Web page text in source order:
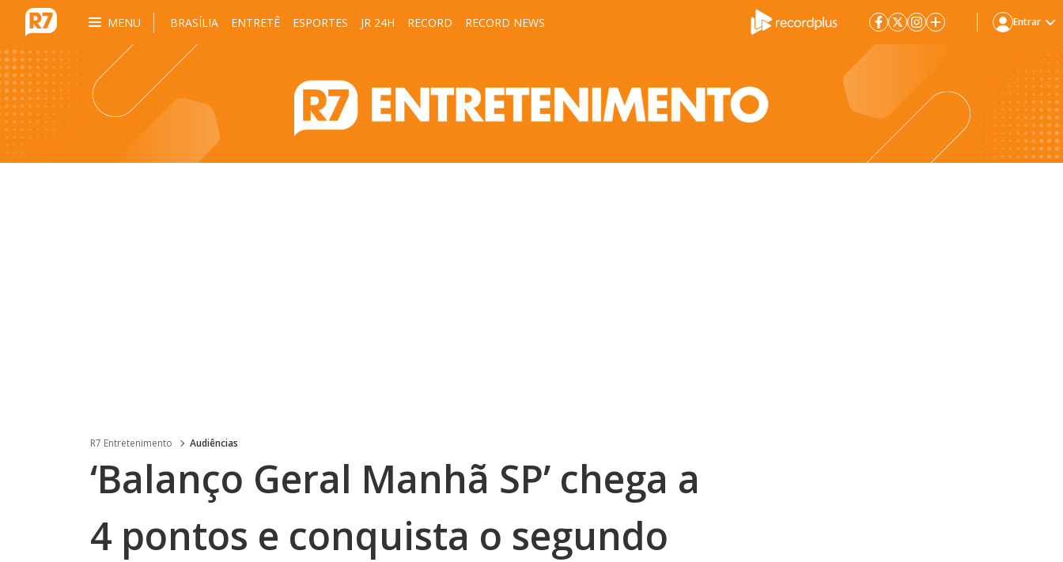
MENU BRASÍLIA ENTRETÊ ESPORTES JR 24H RECORD RECORD NEWS Entrar
R7 Entretenimento Audiências
‘Balanço Geral Manhã SP’ chega a
4 pontos e conquista o segundo